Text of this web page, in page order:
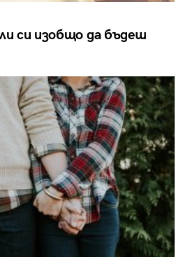
си изобщо да бъдеш